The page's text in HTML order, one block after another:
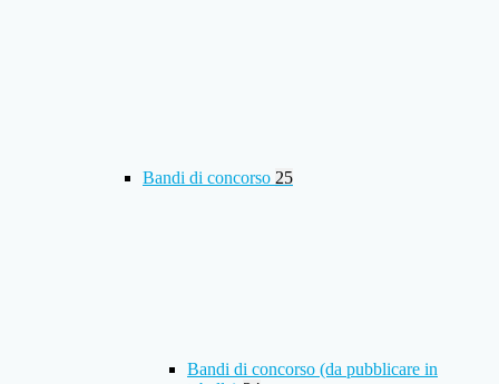
Bandi di concorso 25
Bandi di concorso (da pubblicare in